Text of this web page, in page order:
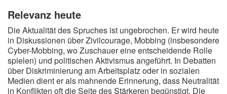
Relevanz heute
Die Aktualität des Spruches ist ungebrochen. Er wird heute
in Diskussionen über Zivilcourage, Mobbing (insbesondere
Cyber-Mobbing, wo Zuschauer eine entscheidende Rolle
spielen) und politischen Aktivismus angeführt. In Debatten
über Diskriminierung am Arbeitsplatz oder in sozialen
Medien dient er als mahnende Erinnerung, dass Neutralität
in Konflikten oft die Seite des Stärkeren begünstigt. Die